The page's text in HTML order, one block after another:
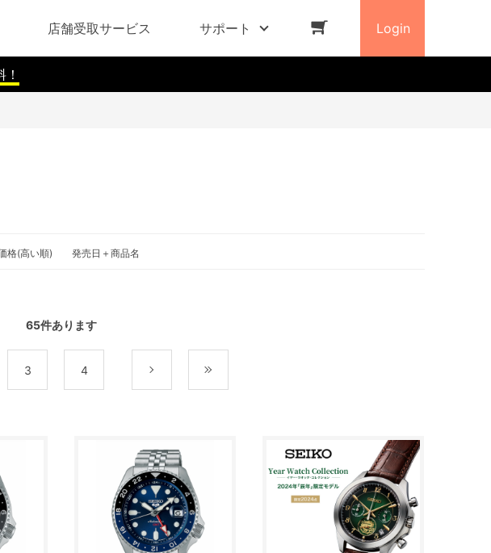
店舗受取サービス サポート Login
格(高い順) 発売日＋商品名
65件あります
3 4